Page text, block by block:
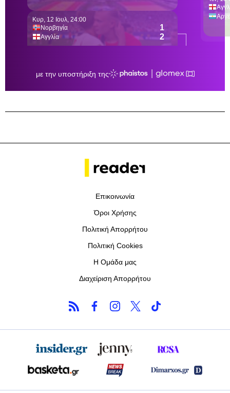
Επικοινωνία
Όροι Χρήσης
Πολιτική Απορρήτου
Πολιτική Cookies
Η Ομάδα μας
Διαχείριση Απορρήτου